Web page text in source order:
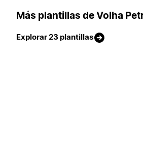
Más plantillas de Volha
Explorar 23 plantillas